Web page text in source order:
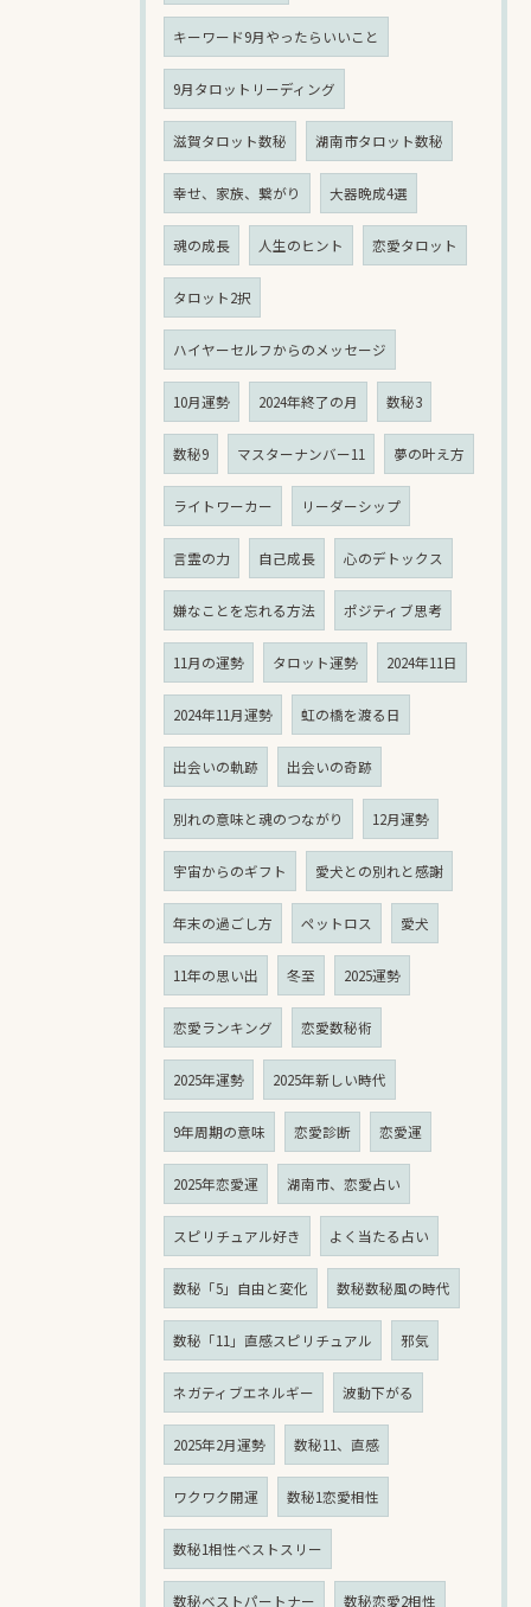
キーワード9月やったらいいこと
9月タロットリーディング
滋賀タロット数秘 湖南市タロット数秘
幸せ、家族、繋がり 大器晩成4選
魂の成長 人生のヒント 恋愛タロット
タロット2択
ハイヤーセルフからのメッセージ
10月運勢 2024年終了の月 数秘3
数秘9 マスターナンバー11 夢の叶え方
ライトワーカー リーダーシップ
言霊の力 自己成長 心のデトックス
嫌なことを忘れる方法 ポジティブ思考
11月の運勢 タロット運勢 2024年11日
2024年11月運勢 虹の橋を渡る日
出会いの軌跡 出会いの奇跡
別れの意味と魂のつながり 12月運勢
宇宙からのギフト 愛犬との別れと感謝
年末の過ごし方 ペットロス 愛犬
11年の思い出 冬至 2025運勢
恋愛ランキング 恋愛数秘術
2025年運勢 2025年新しい時代
9年周期の意味 恋愛診断 恋愛運
2025年恋愛運 湖南市、恋愛占い
スピリチュアル好き よく当たる占い
数秘「5」自由と変化 数秘数秘風の時代
数秘「11」直感スピリチュアル 邪気
ネガティブエネルギー 波動下がる
2025年2月運勢 数秘11、直感
ワクワク開運 数秘1恋愛相性
数秘1相性ベストスリー
数秘ベストパートナー 数秘恋愛2相性